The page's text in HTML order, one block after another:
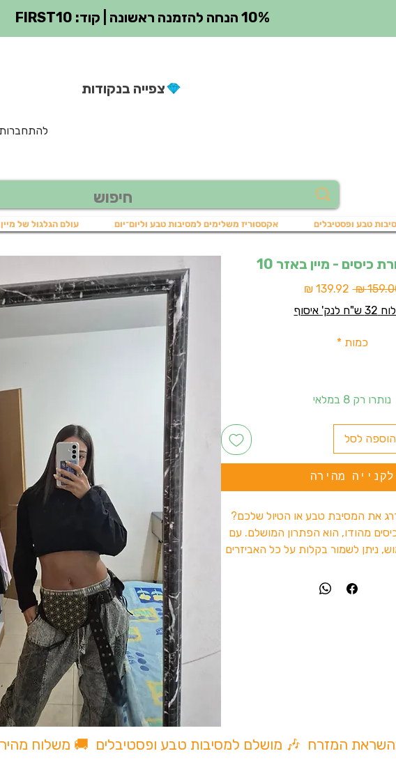
צפייה בנקודות
להתחברות
טבע ופסטיבלים אקססוריז משלימים למסיבות טבע וליום־יום עולם הגלגול של
כיסים - מיין באזר 10
מחיר
רגיל
מבצע
איסוף
כמות *
נותרו רק 8 במלאי
הוספה לסל
לקנייה מהירה
את המסיבת טבע או הטיול שלכם?
מהודו, הוא הפתרון המושלם. עם
ניתן לשמור בקלות על כל האביזרים
לכם נוחות וסטייל במיוחד בכל
בהשראת המזרח 🎶 מושלם למסיבות טבע ופסטיבלים 🚚 משלוח